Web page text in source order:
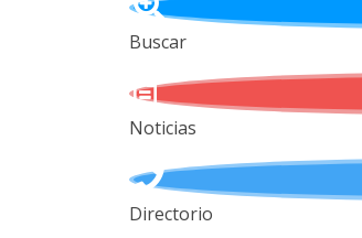
Buscar
Noticias
Directorio